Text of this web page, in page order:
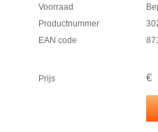
Specificaties
Geen losse Interface nodig
PoE of bijgeleverde adapter
Aansluitingen:
1 x netwerk aansluiting,
1 × 2.1mm DC
1 × 3-voudige
Voorraad
Productnummer
EAN code
Prijs €